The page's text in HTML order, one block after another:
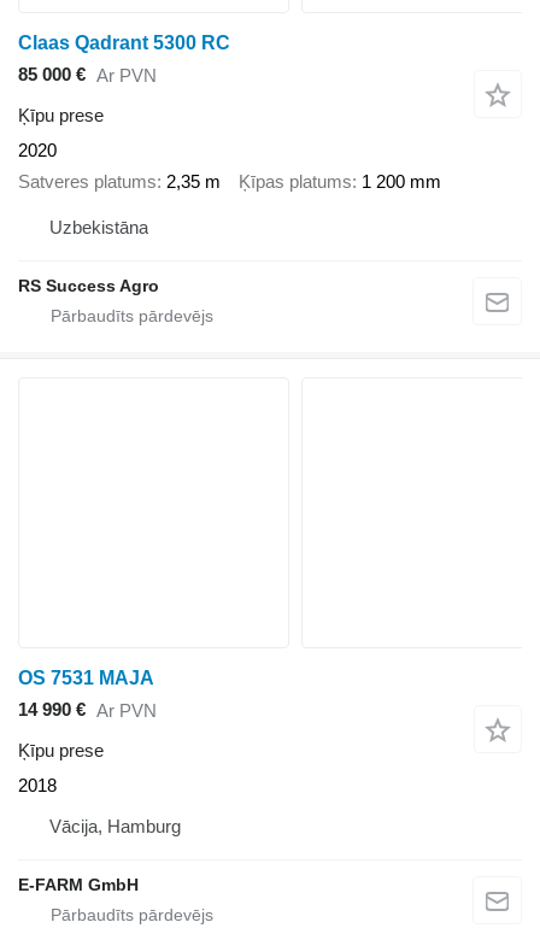
Claas Qadrant 5300 RC
85 000 € Ar PVN
Ķīpu prese
2020
Satveres platums 2,35 m Ķīpas platums 1 200 mm
Uzbekistāna
RS Success Agro
OS 7531 MAJA
14 990 € Ar PVN
Ķīpu prese
2018
Vācija, Hamburg
E-FARM GmbH